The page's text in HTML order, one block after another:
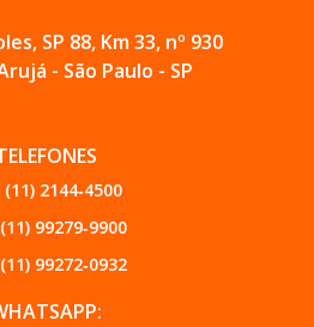
SP 88, Km 33, nº 930
- São Paulo - SP
2144‑4500
99279‑9900
99272‑0932